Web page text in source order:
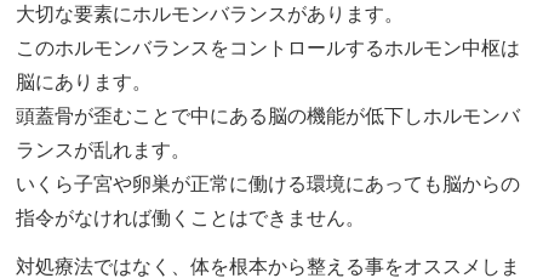
大切な要素にホルモンバランスがあります。
このホルモンバランスをコントロールするホルモン中枢は
脳にあります。
頭蓋骨が歪むことで中にある脳の機能が低下しホルモンバ
ランスが乱れます。
いくら子宮や卵巣が正常に働ける環境にあっても脳からの
指令がなければ働くことはできません。
対処療法ではなく、体を根本から整える事をオススメしま